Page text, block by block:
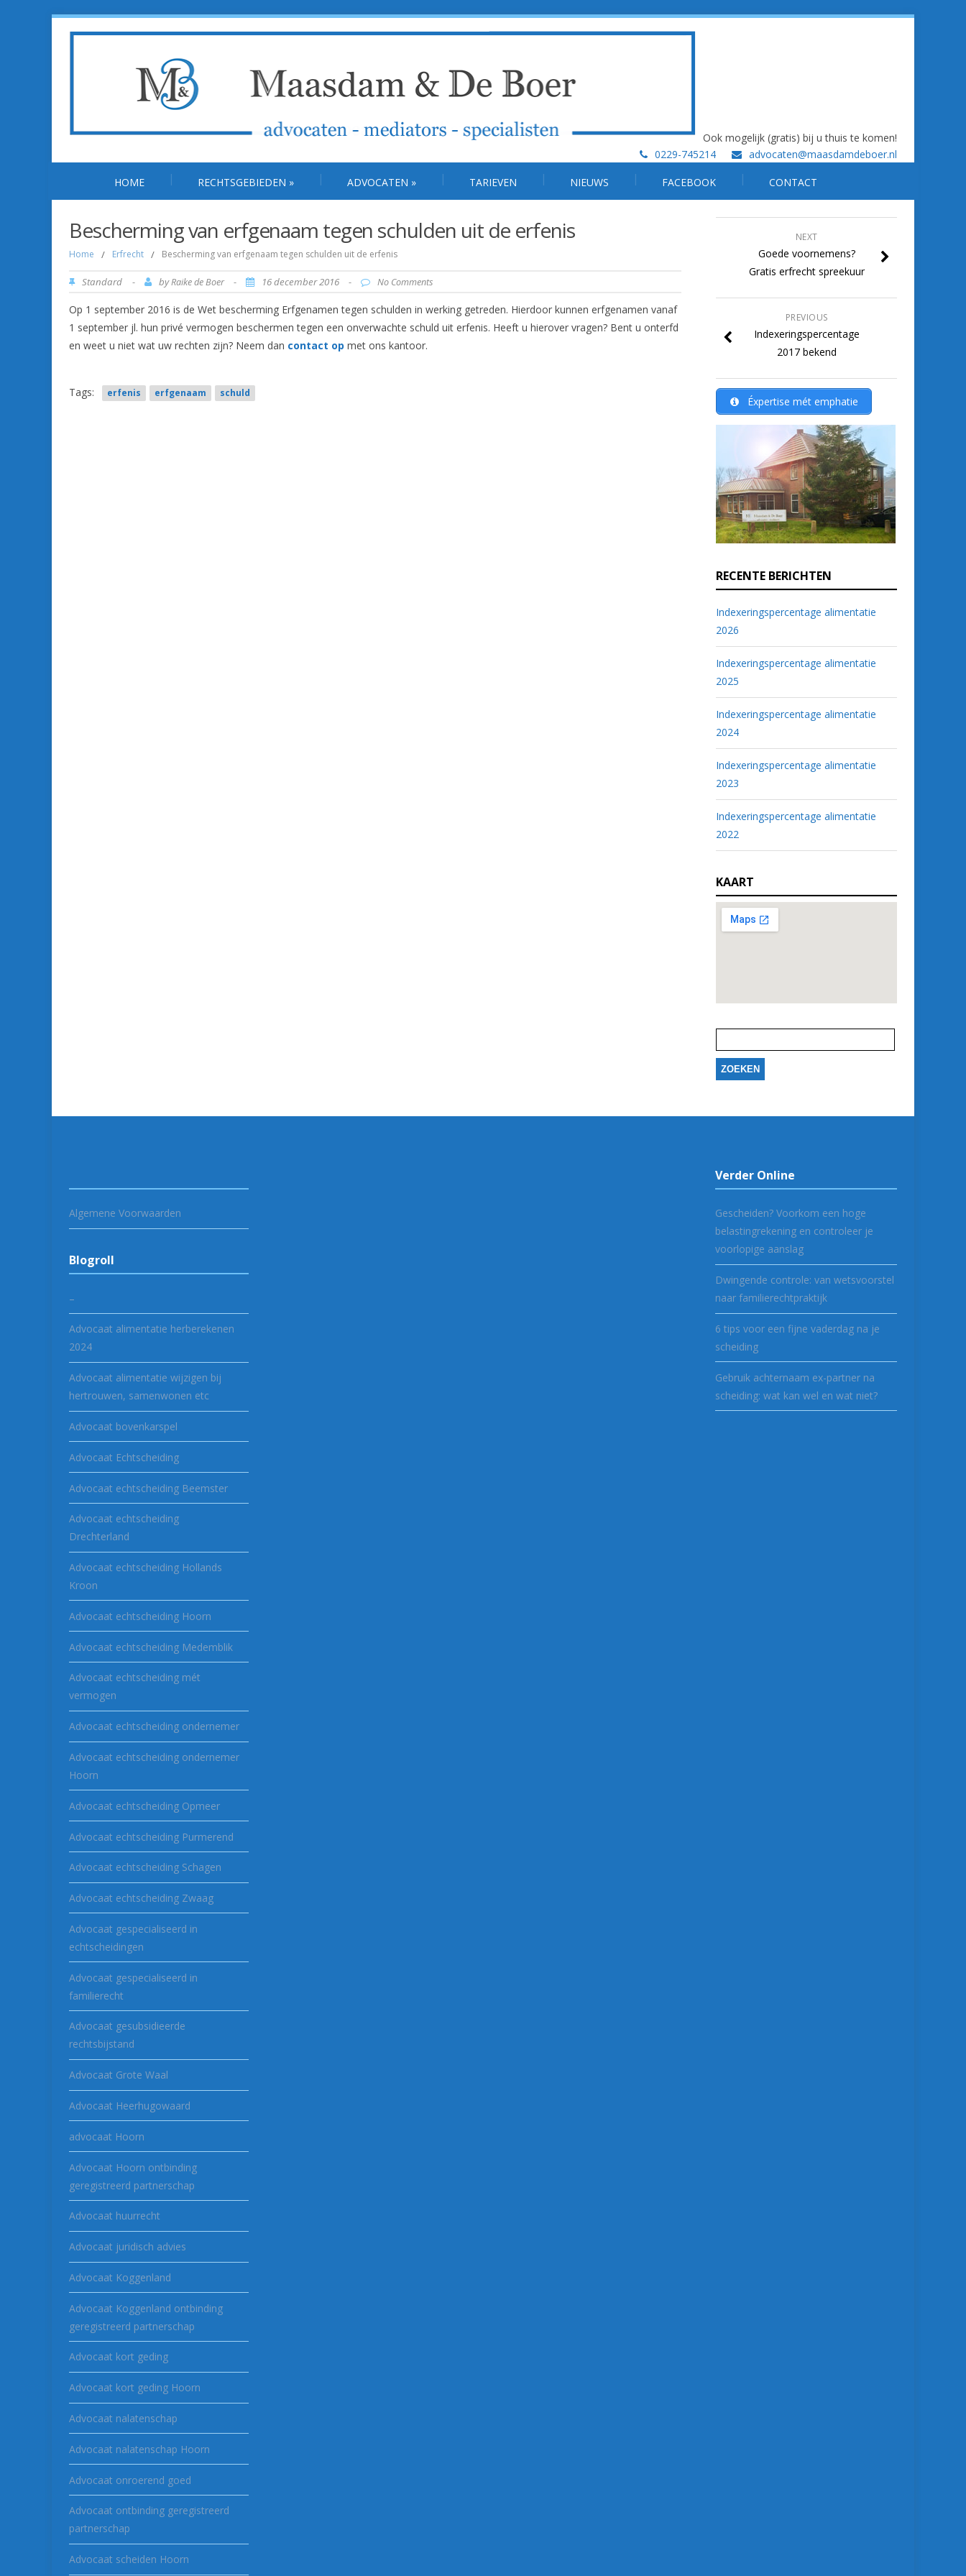
Ook mogelijk (gratis) bij u thuis te komen!
0229-745214
advocaten@maasdamdeboer.nl
HOME RECHTSGEBIEDEN » ADVOCATEN » TARIEVEN NIEUWS FACEBOOK CONTACT
Bescherming van erfgenaam tegen schulden uit de erfenis
Home / Erfrecht / Bescherming van erfgenaam tegen schulden uit de erfenis
Standard - byRaike de Boer - 16 december 2016 - No Comments
Op 1 september 2016 is de Wet bescherming Erfgenamen tegen schulden in werking getreden. Hierdoor kunnen erfgenamen vanaf
1 september jl. hun privé vermogen beschermen tegen een onverwachte schuld uit erfenis. Heeft u hierover vragen? Bent u onterfd
en weet u niet wat uw rechten zijn? Neem dan contact op met ons kantoor.
Tags: erfenis erfgenaam schuld
NEXT
Goede voornemens?
Gratis erfrecht spreekuur
PREVIOUS
Indexeringspercentage
2017 bekend
Éxpertise mét emphatie
RECENTE BERICHTEN
Indexeringspercentage alimentatie
2026
Indexeringspercentage alimentatie
2025
Indexeringspercentage alimentatie
2024
Indexeringspercentage alimentatie
2023
Indexeringspercentage alimentatie
2022
KAART
Algemene Voorwaarden
Blogroll
–
Advocaat alimentatie herberekenen
2024
Advocaat alimentatie wijzigen bij
hertrouwen, samenwonen etc
Advocaat bovenkarspel
Advocaat Echtscheiding
Advocaat echtscheiding Beemster
Advocaat echtscheiding
Drechterland
Advocaat echtscheiding Hollands
Kroon
Advocaat echtscheiding Hoorn
Advocaat echtscheiding Medemblik
Advocaat echtscheiding mét
vermogen
Advocaat echtscheiding ondernemer
Advocaat echtscheiding ondernemer
Hoorn
Advocaat echtscheiding Opmeer
Advocaat echtscheiding Purmerend
Advocaat echtscheiding Schagen
Advocaat echtscheiding Zwaag
Advocaat gespecialiseerd in
echtscheidingen
Advocaat gespecialiseerd in
familierecht
Advocaat gesubsidieerde
rechtsbijstand
Advocaat Grote Waal
Advocaat Heerhugowaard
advocaat Hoorn
Advocaat Hoorn ontbinding
geregistreerd partnerschap
Advocaat huurrecht
Advocaat juridisch advies
Advocaat Koggenland
Advocaat Koggenland ontbinding
geregistreerd partnerschap
Advocaat kort geding
Advocaat kort geding Hoorn
Advocaat nalatenschap
Advocaat nalatenschap Hoorn
Advocaat onroerend goed
Advocaat ontbinding geregistreerd
partnerschap
Advocaat scheiden Hoorn
Verder Online
Gescheiden? Voorkom een hoge
belastingrekening en controleer je
voorlopige aanslag
Dwingende controle: van wetsvoorstel
naar familierechtpraktijk
6 tips voor een fijne vaderdag na je
scheiding
Gebruik achternaam ex-partner na
scheiding: wat kan wel en wat niet?